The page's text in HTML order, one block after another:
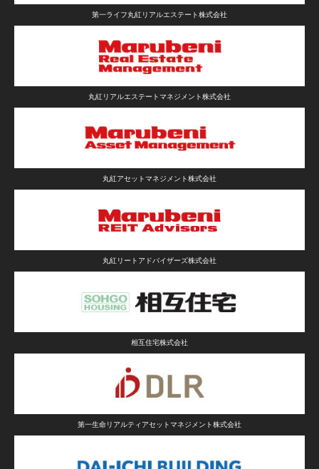
第一ライフ丸紅リアルエステート株式会社
丸紅リアルエステートマネジメント株式会社
丸紅アセットマネジメント株式会社
丸紅リートアドバイザーズ株式会社
相互住宅株式会社
第一生命リアルティアセットマネジメント株式会社